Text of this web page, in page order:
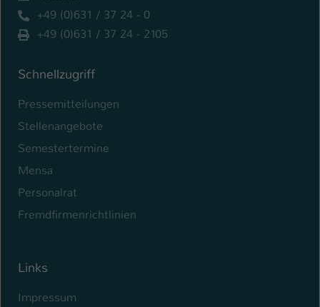
+49 (0)631 / 37 24 - 0
+49 (0)631 / 37 24 - 2105
Schnellzugriff
Pressemitteilungen
Stellenangebote
Semestertermine
Mensa
Personalrat
Fremdfirmenrichtlinien
Links
Impressum